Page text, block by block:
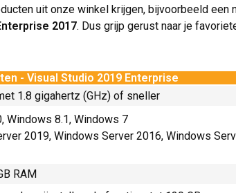
uit onze winkel krijgen, bijvoorbeeld
2017. Dus grijp gerust naar je
- Visual Studio 2019 Enterprise
1.8 gigahertz (GHz) of sneller
Windows 8.1, Windows 7
2019, Windows Server 2016, Windows
RAM